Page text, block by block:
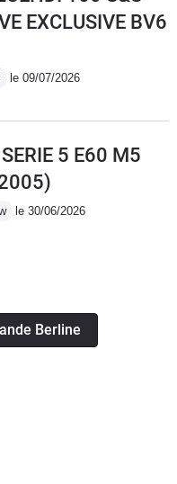
EXCLUSIVE BV6
le 09/07/2026
5 E60 M5
le 30/06/2026
Berline